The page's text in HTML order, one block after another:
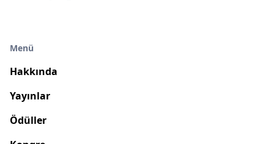
Menü
Hakkında
Yayınlar
Ödüller